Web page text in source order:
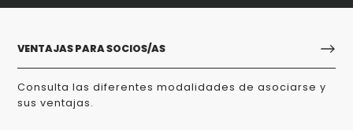
VENTAJAS PARA SOCIOS/AS
Consulta las diferentes modalidades de asociarse y
sus ventajas.